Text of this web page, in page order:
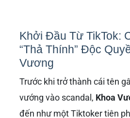
Khởi Đầu Từ TikTok:
“Thả Thính” Độc
Vương
Trước khi trở thành cái tên
vướng vào scandal, Khoa
đến như một Tiktoker tiên